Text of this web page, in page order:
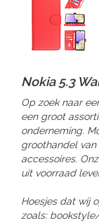
Nokia 5.3
Op zoek naar
een groot
onderneming.
groothandel
accessoires.
uit voorraad
Hoesjes dat wij
zoals: